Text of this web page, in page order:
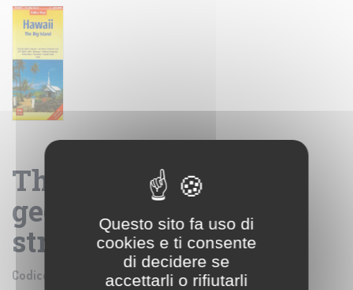
The Big Island - carta
geografica turistica e
stradale
Codice prodotto:NEL033
Questo sito fa uso di
cookies e ti consente
di decidere se
accettarli o rifiutarli